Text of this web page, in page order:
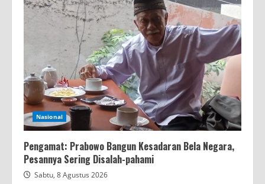
Nasional
Pengamat: Prabowo Bangun Kesadaran Bela Negara,
Pesannya Sering Disalah-pahami
Sabtu, 8 Agustus 2026